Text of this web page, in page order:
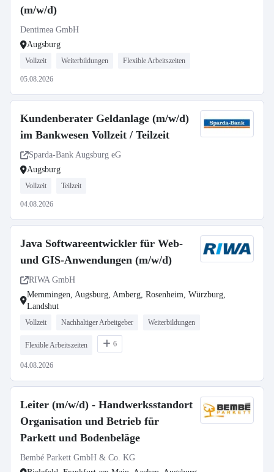
(m/w/d)
Dentimea GmbH
Augsburg
Vollzeit Weiterbildungen Flexible Arbeitszeiten
05.08.2026
Kundenberater Geldanlage (m/w/d)
im Bankwesen Vollzeit / Teilzeit
Sparda-Bank Augsburg eG
Augsburg
Vollzeit Teilzeit
04.08.2026
Java Softwareentwickler für Web-
und GIS-Anwendungen (m/w/d)
RIWA GmbH
Memmingen, Augsburg, Amberg, Rosenheim, Würzburg,
Landshut
Vollzeit Nachhaltiger Arbeitgeber Weiterbildungen
Flexible Arbeitszeiten 6
04.08.2026
Leiter (m/w/d) - Handwerksstandort
Organisation und Betrieb für
Parkett und Bodenbeläge
Bembé Parkett GmbH & Co. KG